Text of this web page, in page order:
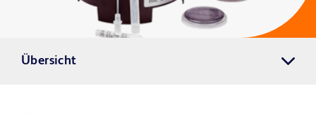
Übersicht